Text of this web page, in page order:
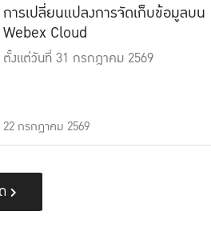
การเปลี่ยนแปลงการจัดเก็บข้อมูลบน
Webex Cloud
ตั้งแต่วันที่ 31 กรกฎาคม 2569
22 กรกฎาคม 2569